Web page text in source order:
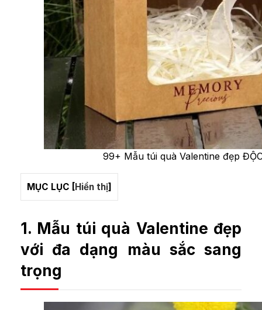
99+ Mẫu túi quà Valentine đẹp
MỤC LỤC [Hiển thị]
1. Mẫu túi quà Valentine đẹp
với đa dạng màu sắc sang
trọng